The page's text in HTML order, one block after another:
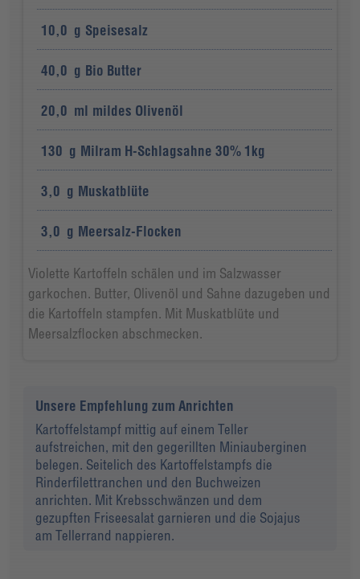
10,0 g Speisesalz
40,0 g Bio Butter
20,0 ml mildes Olivenöl
130 g Milram H-Schlagsahne 30% 1kg
3,0 g Muskatblüte
3,0 g Meersalz-Flocken
Violette Kartoffeln schälen und im Salzwasser
garkochen. Butter, Olivenöl und Sahne dazugeben und
die Kartoffeln stampfen. Mit Muskatblüte und
Meersalzflocken abschmecken.
Unsere Empfehlung zum Anrichten
Kartoffelstampf mittig auf einem Teller
aufstreichen, mit den gegerillten Miniauberginen
belegen. Seitelich des Kartoffelstampfs die
Rinderfilettranchen und den Buchweizen
anrichten. Mit Krebsschwänzen und dem
gezupften Friseesalat garnieren und die Sojajus
am Tellerrand nappieren.